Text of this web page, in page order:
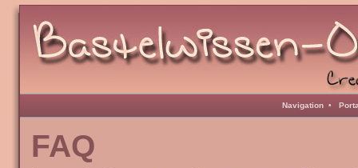
Navigation •
FAQ